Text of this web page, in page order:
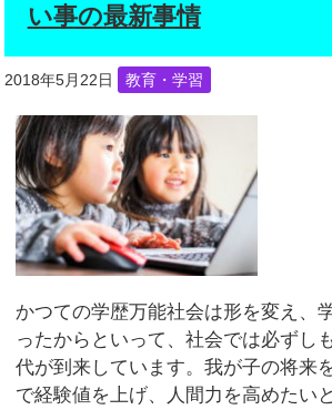
い事の最新事情
2018年5月22日 教育・学習
かつての学歴万能社会は形を変え、
ったからといって、社会では必ずし
代が到来しています。我が子の将来
で経験値を上げ、人間力を高めたい